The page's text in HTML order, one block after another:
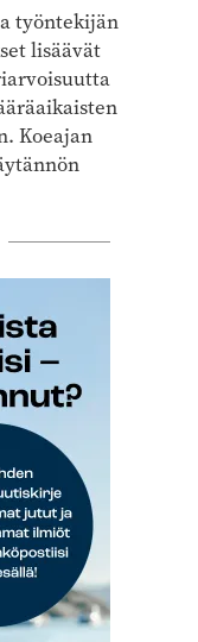
työntekijän
lisäävät
Koeajan